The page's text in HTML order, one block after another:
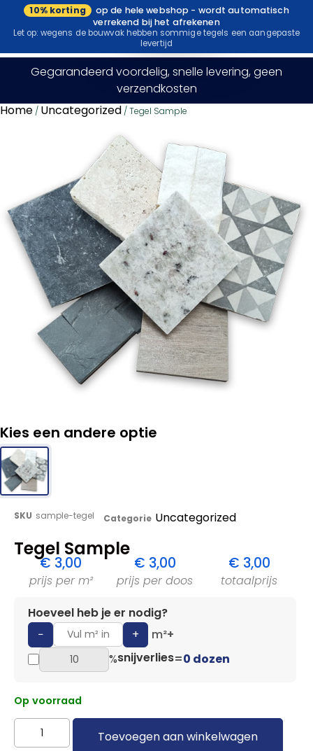
10% korting
op de hele webshop - wordt automatisch
verrekend bij het afrekenen
Let op: wegens de bouwvak hebben sommige tegels een aangepaste
levertijd
Bezoek onze
showroom
Gegarandeerd voordelig, snelle levering, geen
verzendkosten
Home / Uncategorized / Tegel Sample
Kies een andere optie
SKU sample-tegel Categorie Uncategorized
Tegel Sample
€ 3,00
prijs per m²
€ 3,00
prijs per doos
€ 3,00
totaalprijs
Hoeveel heb je er nodig?
−
+ m²+
%snijverlies=0 dozen
Op voorraad
Toevoegen aan winkelwagen